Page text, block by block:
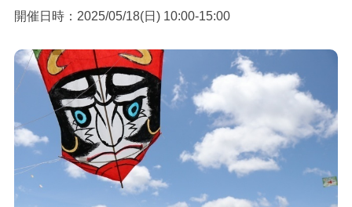
開催日時：2025/05/18(日) 10:00-15:00